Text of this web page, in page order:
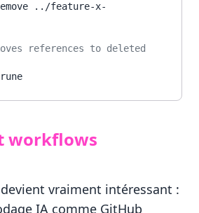
../feature-x-
references to deleted
workflows
vraiment intéressant :
IA comme GitHub